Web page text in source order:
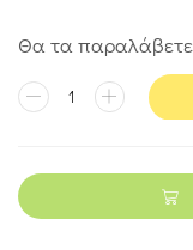
Θα τα